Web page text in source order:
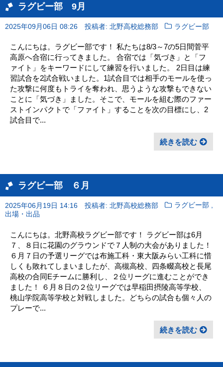
ラグビー部 9月
2025年09月06日 08:26 投稿者: 北野高校総務部 ラグビー部
こんにちは。ラグビー部です！ 私たちは8/3～7の5日間菅平
高原へ合宿に行ってきました。 合宿では「気づき」と「フ
ァイト」をキーワードにして練習を行いました。 2日目は練
習試合を2試合戦いました。1試合目では相手のモールを使っ
た攻撃に何度もトライを奪われ、思うような攻撃もできない
ことに「気づき」ました。そこで、モールを組む際のファー
ストインパクトで「ファイト」することを次の目標にし、2
試合目で...
続きを読む
ラグビー部 ６月
2025年06月19日 14:16 投稿者: 北野高校総務部 ラグビー部 ,
出場・出品
こんにちは。北野高校ラグビー部です！ ラグビー部は6月
７、８日に花園のグラウンドで７人制の大会がありました！
６月７日の予選リーグでは布施工科・東大阪みらい工科に惜
しくも敗れてしまいましたが、高槻高校、四条畷高校と長尾
高校の合同Eチームに勝利し、２位リーグに進むことができ
ました！ ６月８日の２位リーグでは早稲田摂陵高等学校、
桃山学院高等学校と対戦しました。どちらの試合も個々人の
プレーで...
続きを読む